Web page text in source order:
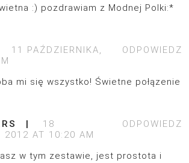
:) pozdrawiam z Modnej Polki:*
ODPOWIEDZ
11 PAŹDZIERNIKA,
mi się wszystko! Świetne połązenie
ODPOWIEDZ
18
2012 AT 10:20 AM
w tym zestawie, jest prostota i